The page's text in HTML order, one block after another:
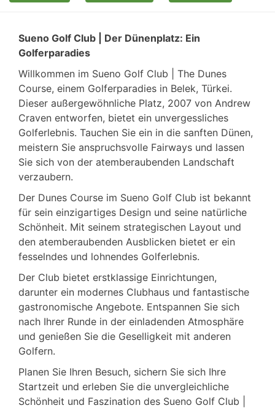
Sueno Golf Club | Der Dünenplatz: Ein
Golferparadies
Willkommen im Sueno Golf Club | The Dunes
Course, einem Golferparadies in Belek, Türkei.
Dieser außergewöhnliche Platz, 2007 von Andrew
Craven entworfen, bietet ein unvergessliches
Golferlebnis. Tauchen Sie ein in die sanften Dünen,
meistern Sie anspruchsvolle Fairways und lassen
Sie sich von der atemberaubenden Landschaft
verzaubern.
Der Dunes Course im Sueno Golf Club ist bekannt
für sein einzigartiges Design und seine natürliche
Schönheit. Mit seinem strategischen Layout und
den atemberaubenden Ausblicken bietet er ein
fesselndes und lohnendes Golferlebnis.
Der Club bietet erstklassige Einrichtungen,
darunter ein modernes Clubhaus und fantastische
gastronomische Angebote. Entspannen Sie sich
nach Ihrer Runde in der einladenden Atmosphäre
und genießen Sie die Geselligkeit mit anderen
Golfern.
Planen Sie Ihren Besuch, sichern Sie sich Ihre
Startzeit und erleben Sie die unvergleichliche
Schönheit und Faszination des Sueno Golf Club |